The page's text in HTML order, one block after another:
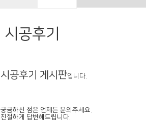
시공후기
시공후기 게시판입니다.
궁금하신 점은 언제든 문의주세요.
친절하게 답변해드립니다.